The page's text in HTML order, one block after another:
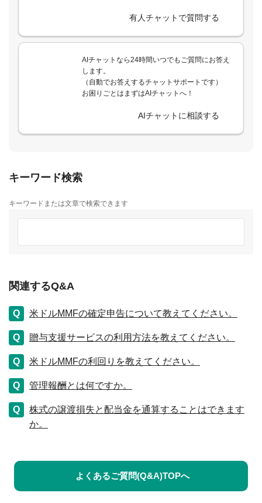
有人チャットで質問する
AIチャットなら24時間いつでもご質問にお答え
します。
（自動でお答えするチャットサポートです）
お困りごとはまずはAIチャットへ！
AIチャットに相談する
キーワード検索
キーワードまたは文章で検索できます
関連するQ&A
米ドルMMFの確定申告について教えてください。
贈与支援サービスの利用方法を教えてください。
米ドルMMFの利回りを教えてください。
管理報酬とは何ですか。
株式の譲渡損失と配当金を通算することはできます
か。
よくあるご質問(Q&A)TOPへ